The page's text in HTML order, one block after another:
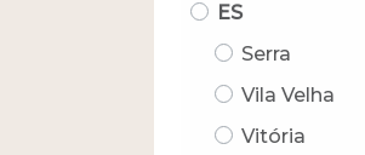
ES
Serra
Vila Velha
Vitória